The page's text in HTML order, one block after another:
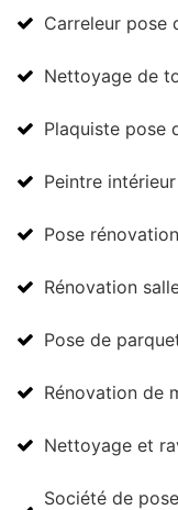
Carreleur pose
Nettoyage de
Plaquiste pose
Peintre
Pose
Rénovation
Pose de
Rénovation de
Nettoyage et
Société de